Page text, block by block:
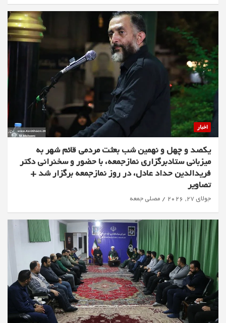
اخبار
یکصد و چهل و نهمین شب بعثت مردمی قائم شهر به
میزبانی ستادبرگزاری نمازجمعه، با حضور و سخنرانی دکتر
فریدالدین حداد عادل، در روز نمازجمعه برگزار شد +
تصاویر
جولای 27, 2026 مصلی جمعه